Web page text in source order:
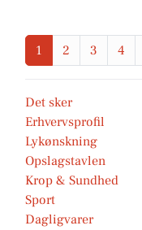
1 2 3 4
Det sker
Erhvervsprofil
Lykønskning
Opslagstavlen
Krop & Sundhed
Sport
Dagligvarer